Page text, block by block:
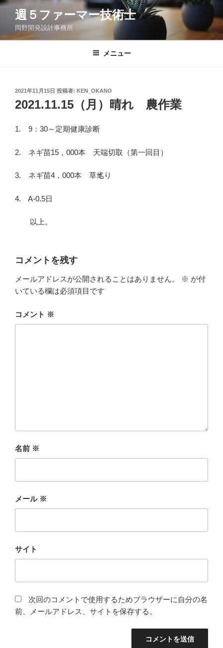
コ
ン
週５ファーマー技術士
岡野開発設計事務所
メニュー
投
稿
日:
2021年11月15日 投稿者: KEN_OKANO
2021.11.15（月）晴れ 農作業
1. 9：30～定期健康診断
2. ネギ苗15，000本 天端切取（第一回目）
3. ネギ苗4，000本 草毟り
4. A-0.5日
以上。
コメントを残す
メールアドレスが公開されることはありません。 ※ が付
いている欄は必須項目です
コメント ※
名前 ※
メール ※
サイト
次回のコメントで使用するためブラウザーに自分の名
前、メールアドレス、サイトを保存する。